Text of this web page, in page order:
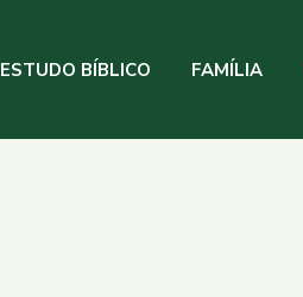
ESTUDO BÍBLICO FAMÍLIA